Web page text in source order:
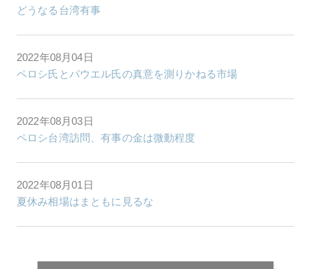
どうなる台湾有事
2022年08月04日
ペロシ氏とパウエル氏の真意を測りかねる市場
2022年08月03日
ペロシ台湾訪問、有事の金は微動程度
2022年08月01日
夏休み相場はまともに見るな